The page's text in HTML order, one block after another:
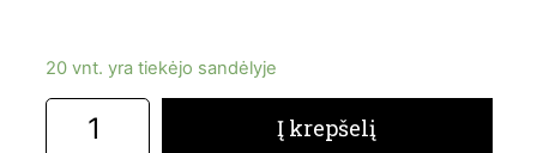
20 vnt. yra tiekėjo sandėlyje
Į krepšelį